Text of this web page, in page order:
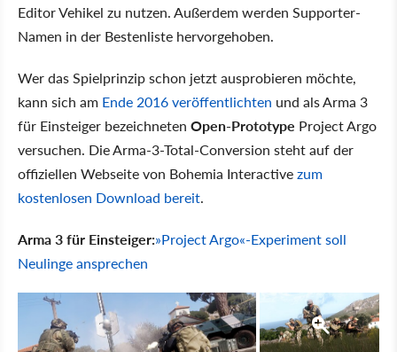
Editor Vehikel zu nutzen. Außerdem werden Supporter-
Namen in der Bestenliste hervorgehoben.
Wer das Spielprinzip schon jetzt ausprobieren möchte,
kann sich am Ende 2016 veröffentlichten und als Arma 3
für Einsteiger bezeichneten Open-Prototype Project Argo
versuchen. Die Arma-3-Total-Conversion steht auf der
offiziellen Webseite von Bohemia Interactivezum
kostenlosen Download bereit.
Arma 3 für Einsteiger:»Project Argo«-Experiment soll
Neulinge ansprechen